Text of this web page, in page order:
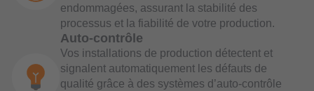
endommagées, assurant la stabilité des
processus et la fiabilité de votre production.
Auto-contrôle
Vos installations de production détectent et
signalent automatiquement les défauts de
qualité grâce à des systèmes d’auto-contrôle